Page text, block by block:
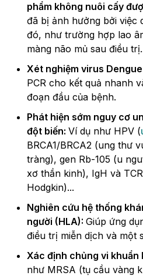
phẩm không nuôi cấy
đã bị ảnh hưởng bởi việc
đó, như trường hợp lao
màng não mủ sau điều
Xét nghiệm virus
PCR cho kết quả nhanh
đoạn đầu của bệnh.
Phát hiện sớm nguy cơ
đột biến: Ví dụ như HPV (
BRCA1/BRCA2 (ung thư
tràng), gen Rb-105 (u
xơ thần kinh), IgH và
Hodgkin)...
Nghiên cứu hệ thống
người (HLA): Giúp ứng
điều trị miễn dịch và một
Xác định chủng vi khuẩn
như MRSA (tụ cầu vàng